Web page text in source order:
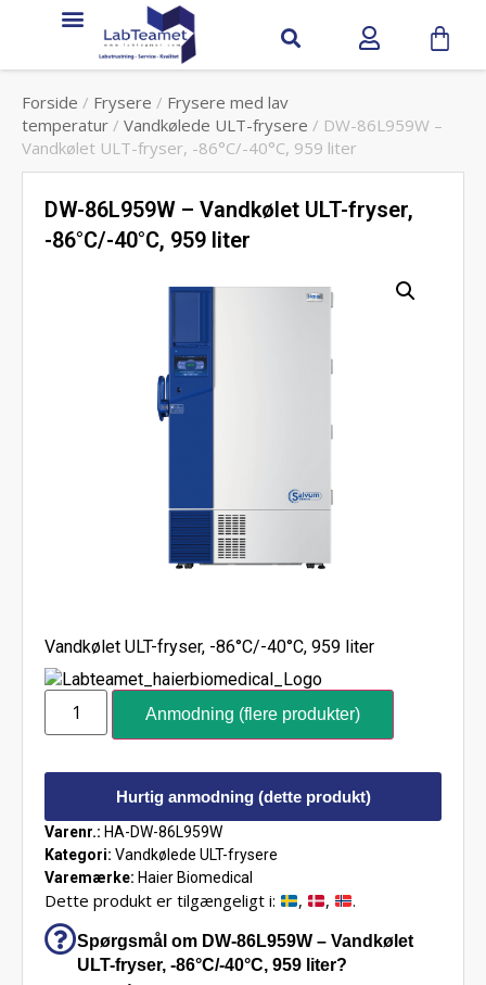
Forside / Frysere / Frysere med lav
temperatur / Vandkølede ULT-frysere / DW-86L959W –
Vandkølet ULT-fryser, -86°C/-40°C, 959 liter
DW-86L959W – Vandkølet ULT-fryser,
-86°C/-40°C, 959 liter
Vandkølet ULT-fryser, -86°C/-40°C, 959 liter
Anmodning (flere produkter)
Hurtig anmodning (dette produkt)
Varenr.: HA-DW-86L959W
Kategori: Vandkølede ULT-frysere
Varemærke: Haier Biomedical
Dette produkt er tilgængeligt i: , , .
Spørgsmål om DW-86L959W – Vandkølet
ULT-fryser, -86°C/-40°C, 959 liter?